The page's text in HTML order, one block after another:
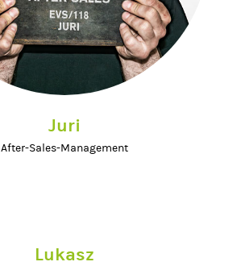
Juri
After-Sales-Management
Lukasz